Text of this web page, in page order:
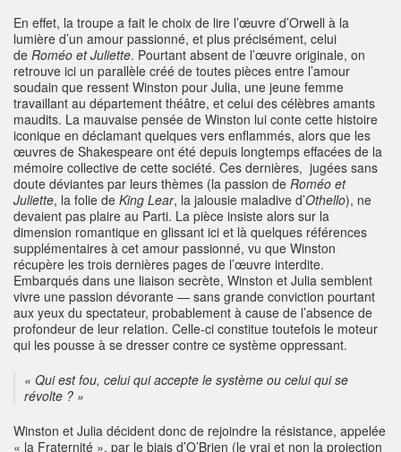
En effet, la troupe a fait le choix de lire l’œuvre d’Orwell à la
lumière d’un amour passionné, et plus précisément, celui
de Roméo et Juliette. Pourtant absent de l’œuvre originale, on
retrouve ici un parallèle créé de toutes pièces entre l’amour
soudain que ressent Winston pour Julia, une jeune femme
travaillant au département théâtre, et celui des célèbres amants
maudits. La mauvaise pensée de Winston lui conte cette histoire
iconique en déclamant quelques vers enflammés, alors que les
œuvres de Shakespeare ont été depuis longtemps effacées de la
mémoire collective de cette société. Ces dernières, jugées sans
doute déviantes par leurs thèmes (la passion de Roméo et
Juliette, la folie de King Lear, la jalousie maladive d’Othello), ne
devaient pas plaire au Parti. La pièce insiste alors sur la
dimension romantique en glissant ici et là quelques références
supplémentaires à cet amour passionné, vu que Winston
récupère les trois dernières pages de l’œuvre interdite.
Embarqués dans une liaison secrète, Winston et Julia semblent
vivre une passion dévorante — sans grande conviction pourtant
aux yeux du spectateur, probablement à cause de l’absence de
profondeur de leur relation. Celle-ci constitue toutefois le moteur
qui les pousse à se dresser contre ce système oppressant.
« Qui est fou, celui qui accepte le système ou celui qui se
révolte ? »
Winston et Julia décident donc de rejoindre la résistance, appelée
« la Fraternité », par le biais d’O’Brien (le vrai et non la projection